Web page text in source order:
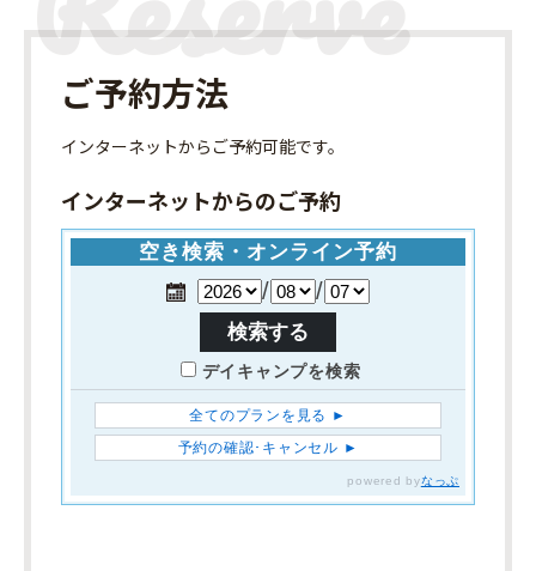
ご予約方法
インターネットからご予約可能です。
インターネットからのご予約